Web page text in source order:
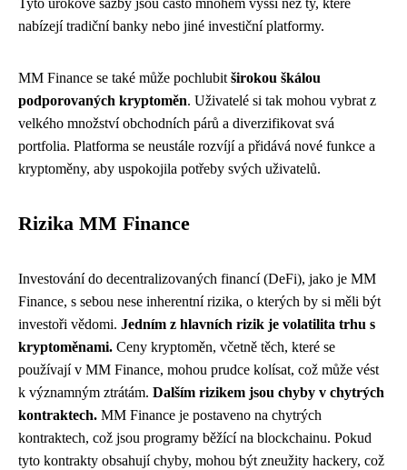
Tyto úrokové sazby jsou často mnohem vyšší než ty, které
nabízejí tradiční banky nebo jiné investiční platformy.
MM Finance se také může pochlubitširokou škálou
podporovaných kryptoměn. Uživatelé si tak mohou vybrat z
velkého množství obchodních párů a diverzifikovat svá
portfolia. Platforma se neustále rozvíjí a přidává nové funkce a
kryptoměny, aby uspokojila potřeby svých uživatelů.
Rizika MM Finance
Investování do decentralizovaných financí (DeFi), jako je MM
Finance, s sebou nese inherentní rizika, o kterých by si měli být
investoři vědomi. Jedním z hlavních rizik je volatilita trhu s
kryptoměnami. Ceny kryptoměn, včetně těch, které se
používají v MM Finance, mohou prudce kolísat, což může vést
k významným ztrátám. Dalším rizikem jsou chyby v chytrých
kontraktech. MM Finance je postaveno na chytrých
kontraktech, což jsou programy běžící na blockchainu. Pokud
tyto kontrakty obsahují chyby, mohou být zneužity hackery, což